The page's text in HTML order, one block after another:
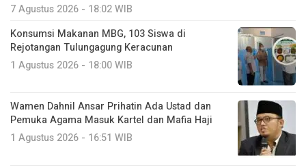
7 Agustus 2026 - 18:02 WIB
Konsumsi Makanan MBG, 103 Siswa di
Rejotangan Tulungagung Keracunan
1 Agustus 2026 - 18:00 WIB
Wamen Dahnil Ansar Prihatin Ada Ustad dan
Pemuka Agama Masuk Kartel dan Mafia Haji
1 Agustus 2026 - 16:51 WIB